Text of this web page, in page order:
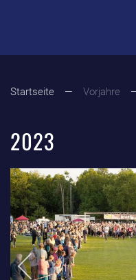
Startseite Vorjahre
2023